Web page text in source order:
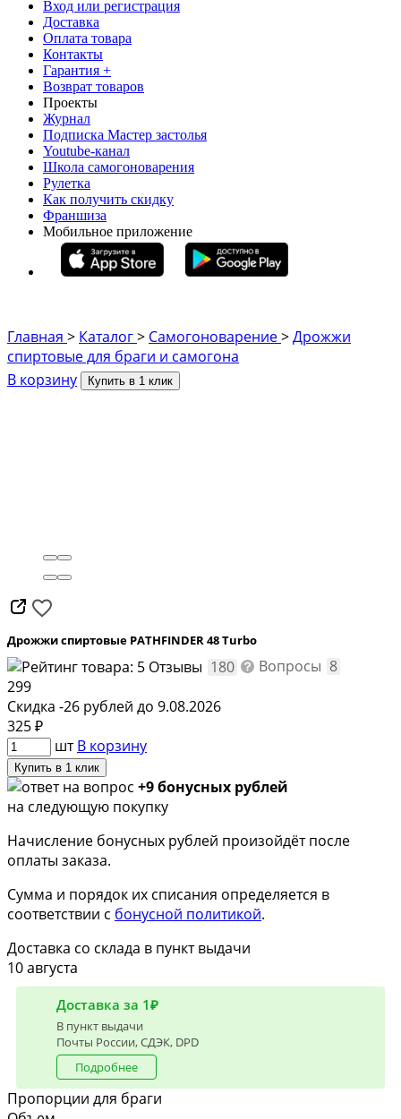
Вход или регистрация
Доставка
Оплата товара
Контакты
Гарантия +
Возврат товаров
Проекты
Журнал
Подписка Мастер застолья
Youtube-канал
Школа самогоноварения
Рулетка
Как получить скидку
Франшиза
Мобильное приложение
Главная > Каталог> Самогоноварение>Дрожжи
спиртовые для браги и самогона
В корзину
Купить в 1 клик
Дрожжи спиртовые PATHFINDER 48 Turbo
Отзывы 180 Вопросы 8
299
Скидка -26 рублей до 9.08.2026
325₽
шт В корзину
Купить в 1 клик
+9 бонусных рублей
на следующую покупку
Начисление бонусных рублей произойдёт после
оплаты заказа.
Сумма и порядок их списания определяется в
соответствии с бонусной политикой.
Доставка со склада в пункт выдачи
10 августа
Доставка за 1₽
В пункт выдачи
Почты России, СДЭК, DPD
Подробнее
Пропорции для браги